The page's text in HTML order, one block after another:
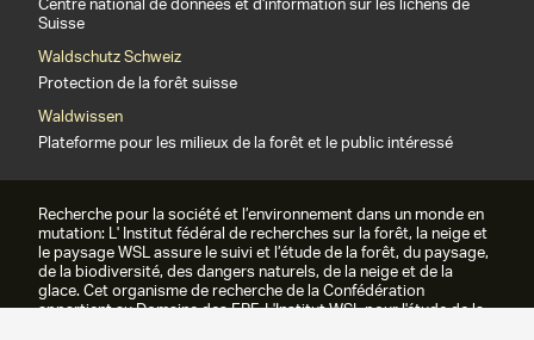
Suisse
Waldschutz Schweiz
Protection de la forêt suisse
Waldwissen
Plateforme pour les milieux de la forêt et le public intéressé
Recherche pour la société et l’environnement dans un monde en
mutation: L' Institut fédéral de recherches sur la forêt, la neige et
le paysage WSL assure le suivi et l’étude de la forêt, du paysage,
de la biodiversité, des dangers naturels, de la neige et de la
glace. Cet organisme de recherche de la Confédération
appartient au Domaine des EPF. L'Institut WSL pour l'étude de la